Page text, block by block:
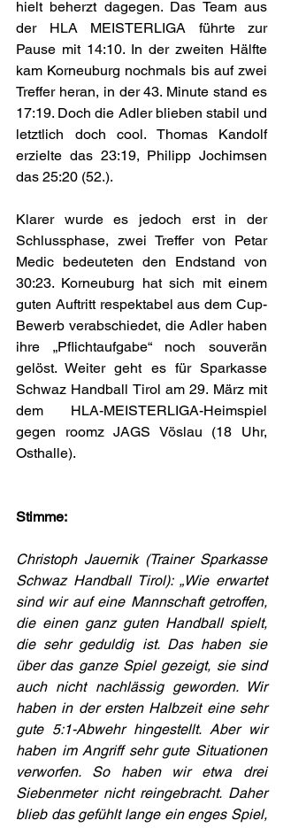
hielt beherzt dagegen. Das Team aus
der HLA MEISTERLIGA führte zur
Pause mit 14:10. In der zweiten Hälfte
kam Korneuburg nochmals bis auf zwei
Treffer heran, in der 43. Minute stand es
17:19. Doch die Adler blieben stabil und
letztlich doch cool. Thomas Kandolf
erzielte das 23:19, Philipp Jochimsen
das 25:20 (52.).
Klarer wurde es jedoch erst in der
Schlussphase, zwei Treffer von Petar
Medic bedeuteten den Endstand von
30:23. Korneuburg hat sich mit einem
guten Auftritt respektabel aus dem Cup-
Bewerb verabschiedet, die Adler haben
ihre „Pflichtaufgabe“ noch souverän
gelöst. Weiter geht es für Sparkasse
Schwaz Handball Tirol am 29. März mit
dem HLA-MEISTERLIGA-Heimspiel
gegen roomz JAGS Vöslau (18 Uhr,
Osthalle).
Stimme:
Christoph Jauernik (Trainer Sparkasse
Schwaz Handball Tirol): „Wie erwartet
sind wir auf eine Mannschaft getroffen,
die einen ganz guten Handball spielt,
die sehr geduldig ist. Das haben sie
über das ganze Spiel gezeigt, sie sind
auch nicht nachlässig geworden. Wir
haben in der ersten Halbzeit eine sehr
gute 5:1-Abwehr hingestellt. Aber wir
haben im Angriff sehr gute Situationen
verworfen. So haben wir etwa drei
Siebenmeter nicht reingebracht. Daher
blieb das gefühlt lange ein enges Spiel,